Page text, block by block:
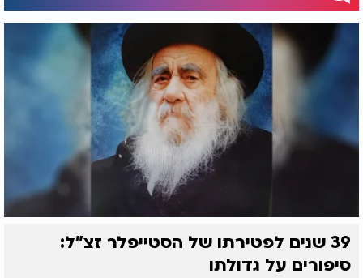
39 שנים לפטירתו של הסטייפלר זצ"ל:
סיפורים על גדולתו